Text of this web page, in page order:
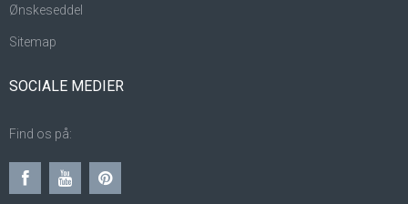
Ønskeseddel
Sitemap
SOCIALE MEDIER
Find os på: